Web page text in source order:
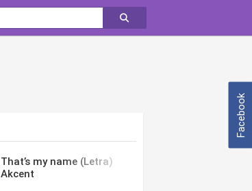
Facebook
That’s my name (Letra)
Akcent